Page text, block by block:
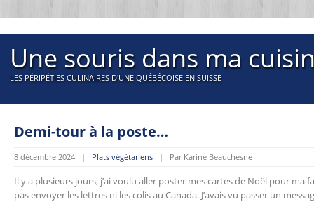
Une souris dans ma
LES PÉRIPÉTIES CULINAIRES D'UNE QUÉBÉCOISE EN SUISSE
Demi-tour à la poste…
8 décembre 2024 | Plats végétariens | Par Karine Beauchesne
Il y a plusieurs jours, j’ai voulu aller poster mes cartes de Noël pour ma
pas envoyer les lettres ni les colis au Canada. J’avais vu passer un